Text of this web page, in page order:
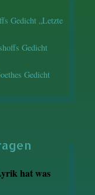
Gedicht „Letzte
Gedicht
Gedicht
hat was